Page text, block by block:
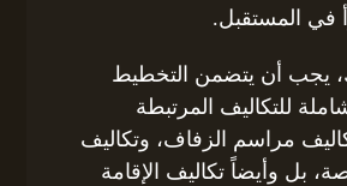
في المستقبل.
يجب أن يتضمن التخطيط
للتكاليف المرتبطة
مراسم الزفاف، وتكاليف
بل وأيضاً تكاليف الإقامة